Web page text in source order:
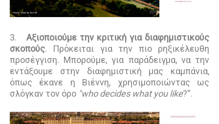
3.
Αξιοποιούμε την κριτική για διαφημιστικούς
σκοπούς. Πρόκειται για την πιο ρηξικέλευθη
προσέγγιση. Μπορούμε, για παράδειγμα, να την
εντάξουμε στην διαφημιστική μας καμπάνια,
όπως έκανε η Βιέννη, χρησιμοποιώντας ως
σλόγκαν τον όρο "who decides what you like?''.